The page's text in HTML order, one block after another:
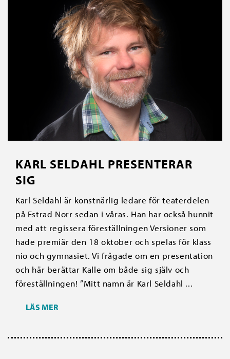
KARL SELDAHL PRESENTERAR
SIG
Karl Seldahl är konstnärlig ledare för teaterdelen
på Estrad Norr sedan i våras. Han har också hunnit
med att regissera föreställningen Versioner som
hade premiär den 18 oktober och spelas för klass
nio och gymnasiet. Vi frågade om en presentation
och här berättar Kalle om både sig själv och
föreställningen! ”Mitt namn är Karl Seldahl ...
LÄS MER